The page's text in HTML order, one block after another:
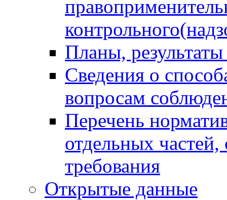
Планы,
Сведения о
вопросам
Перечень
отдельных
требования
Открытые данные